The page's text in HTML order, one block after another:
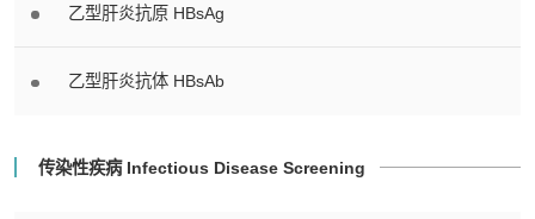
乙型肝炎抗原 HBsAg
乙型肝炎抗体 HBsAb
传染性疾病 Infectious Disease Screening